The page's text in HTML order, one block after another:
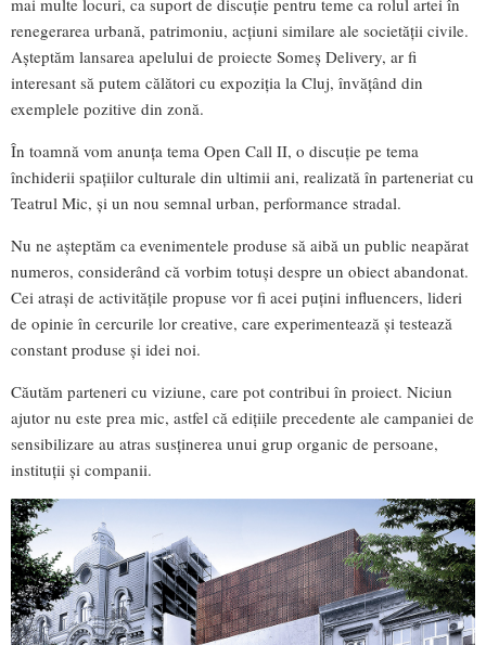
renegerarea urbană, patrimoniu, acțiuni similare ale societății civile.
Așteptăm lansarea apelului de proiecte Someș Delivery, ar fi
interesant să putem călători cu expoziția la Cluj, învățând din
exemplele pozitive din zonă.
În toamnă vom anunța tema Open Call II, o discuție pe tema
închiderii spațiilor culturale din ultimii ani, realizată în parteneriat cu
Teatrul Mic, și un nou semnal urban, performance stradal.
Nu ne așteptăm ca evenimentele produse să aibă un public neapărat
numeros, considerând că vorbim totuși despre un obiect abandonat.
Cei atrași de activitățile propuse vor fi acei puțini influencers, lideri
de opinie în cercurile lor creative, care experimentează și testează
constant produse și idei noi.
Căutăm parteneri cu viziune, care pot contribui în proiect. Niciun
ajutor nu este prea mic, astfel că edițiile precedente ale campaniei de
sensibilizare au atras susținerea unui grup organic de persoane,
instituții și companii.